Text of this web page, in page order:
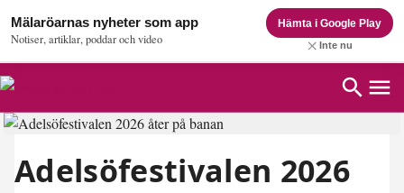
Mälaröarnas nyheter som app
Notiser, artiklar, poddar och video
Hämta i Google Play
Inte nu
Adelsöfestivalen 2026